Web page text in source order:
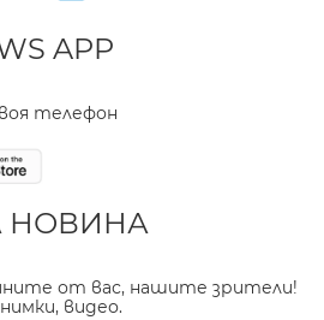
APP
телефон
НОВИНА
от вас, нашите зрители!
видео.